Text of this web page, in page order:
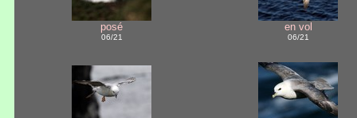
posé
06/21
en vol
06/21